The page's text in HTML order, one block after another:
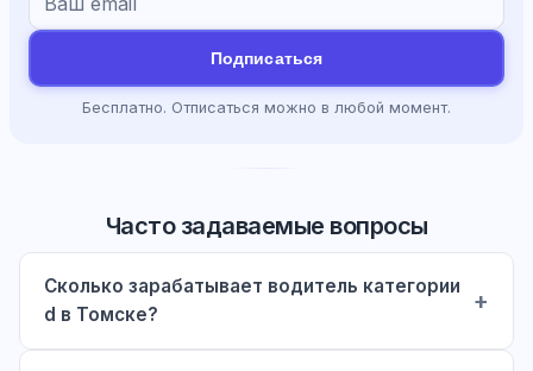
Подписаться
Бесплатно. Отписаться можно в любой момент.
Часто задаваемые вопросы
Сколько зарабатывает водитель категории
d в Томске?